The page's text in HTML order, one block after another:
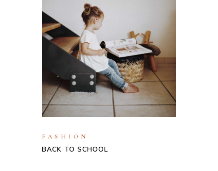
FASHION
BACK TO SCHOOL